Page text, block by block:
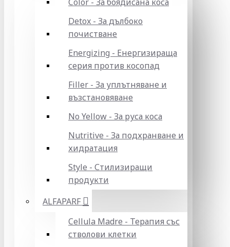
Detox - За дълбоко
почистване
Energizing - Енергизираща
серия против косопад
Filler - За уплътняване и
възстановяване
No Yellow - За руса коса
Nutritive - За подхранване и
хидратация
Style - Стилизиращи
продукти
ALFAPARF
Cellula Madre - Терапия със
стволови клетки